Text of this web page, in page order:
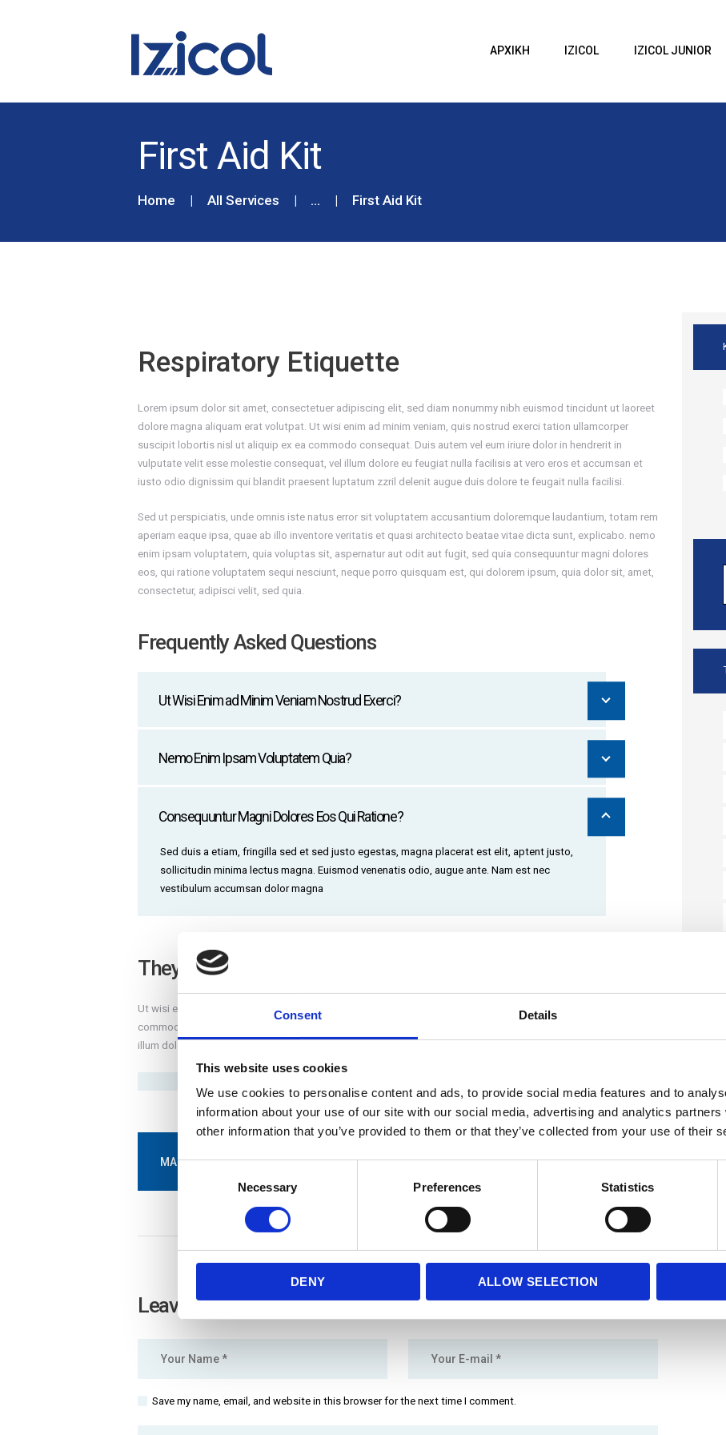
Consent Details
This website uses cookies
We use cookies to personalise content and ads, to provide social media features and to
information about your use of our site with our social media, advertising and analytics
other information that you’ve provided to them or that they’ve collected from your use of their
o
S
e
e
t
Necessary Preferences Statistics
DENY ALLOW SELECTION
ΑΡΧΙΚΗ IZICOL IZICOL JUNIOR
First Aid Kit
Home All Services ... First Aid Kit
Izicol
ΕΠΙΚΟΙΝΩΝΙΑ
Respiratory Etiquette
Lorem ipsum dolor sit amet, consectetuer adipiscing elit, sed diam nonummy nibh euismod tincidunt ut laoreet
dolore magna aliquam erat volutpat. Ut wisi enim ad minim veniam, quis nostrud exerci tation ullamcorper
suscipit lobortis nisl ut aliquip ex ea commodo consequat. Duis autem vel eum iriure dolor in hendrerit in
vulputate velit esse molestie consequat, vel illum dolore eu feugiat nulla facilisis at vero eros et accumsan et
iusto odio dignissim qui blandit praesent luptatum zzril delenit augue duis dolore te feugait nulla facilisi.
Sed ut perspiciatis, unde omnis iste natus error sit voluptatem accusantium doloremque laudantium, totam rem
aperiam eaque ipsa, quae ab illo inventore veritatis et quasi architecto beatae vitae dicta sunt, explicabo. nemo
enim ipsam voluptatem, quia voluptas sit, aspernatur aut odit aut fugit, sed quia consequuntur magni dolores
eos, qui ratione voluptatem sequi nesciunt, neque porro quisquam est, qui dolorem ipsum, quia dolor sit, amet,
consectetur, adipisci velit, sed quia.
Frequently Asked Questions
Ut Wisi Enim ad Minim Veniam Nostrud Exerci?
Nemo Enim Ipsam Voluptatem Quia?
Consequuntur Magni Dolores Eos Qui Ratione?
Sed duis a etiam, fringilla sed et sed justo egestas, magna placerat est elit, aptent justo,
sollicitudin minima lectus magna. Euismod venenatis odio, augue ante. Nam est nec
vestibulum accumsan dolor magna
They Can Help You
Ut wisi enim ad minim veniam, quis nostrud exerci tation ullamcorper suscipit lobortis nisl ut aliquip ex ea
commodo consequat. Duis autem vel eum iriure dolor in hendrerit in vulputate velit esse molestie consequat, vel
illum dolore eu feugiat nulla facilisis at.
MAKE AN APPOINTMENT
Leave a comment
Save my name, email, and website in this browser for the next time I comment.